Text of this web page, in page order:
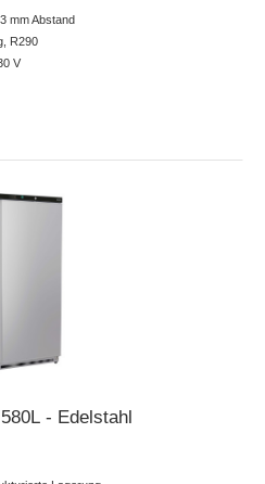
mm Abstand
R290
V
- Edelstahl